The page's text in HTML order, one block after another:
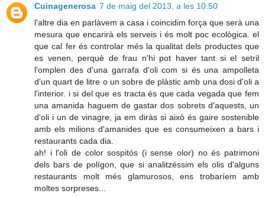
Cuinagenerosa 7 de maig del 2013, a les 10:50
l'altre dia en parlàvem a casa i coincidim força que serà una
mesura que encarirà els serveis i és molt poc ecològica. el
que cal fer és controlar més la qualitat dels productes que
es venen, perquè de frau n'hi pot haver tant si el setril
l'omplen des d'una garrafa d'oli com si és una ampolleta
d'un quart de litre o un sobre de plàstic amb una dosi d'oli a
l'interior. i si del que es tracta és que cada vegada que fem
una amanida haguem de gastar dos sobrets d'aquests, un
d'oli i un de vinagre, ja em diràs si això és gaire sostenible
amb els milions d'amanides que es consumeixen a bars i
restaurants cada dia.
ah! i l'oli de color sospitós (i sense olor) no és patrimoni
dels bars de polígon, que si analitzéssim els olis d'alguns
restaurants molt més glamurosos, ens trobaríem amb
moltes sorpreses...